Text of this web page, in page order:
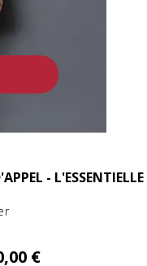
- L'ESSENTIELLE
€